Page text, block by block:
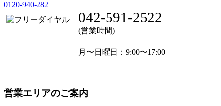
0120-940-282
042-591-2522
(営業時間)
月〜日曜日 ：9:00〜17:00
営業エリアのご案内